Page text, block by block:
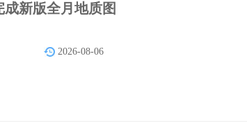
新版全月地质图
2026-08-06